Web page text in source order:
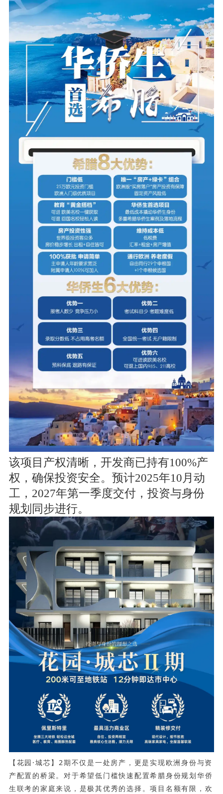
该项目产权清晰，开发商已持有100%产
权，确保投资安全。预计2025年10月动
工，2027年第一季度交付，投资与身份
规划同步进行。
【花园·城芯】2期不仅是一处房产，更是实现欧洲身份与资
产配置的桥梁。对于希望低门槛快速配置希腊身份规划华侨
生联考的家庭来说，是极其优秀的选择。项目名额有限，欢